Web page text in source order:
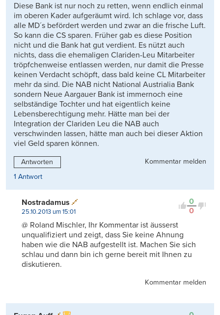
Diese Bank ist nur noch zu retten, wenn endlich einmal
im oberen Kader aufgeräumt wird. Ich schlage vor, dass
alle MD´s befördert werden und zwar an die frische Luft.
So kann die CS sparen. Früher gab es diese Position
nicht und die Bank hat gut verdient. Es nützt auch
nichts, dass die ehemaligen Clariden-Leu Mitarbeiter
tröpfchenweise entlassen werden, nur damit die Presse
keinen Verdacht schöpft, dass bald keine CL Mitarbeiter
mehr da sind. Die NAB nicht National Austrialia Bank
sondern Neue Aargauer Bank ist immernoch eine
selbständige Tochter und hat eigentlich keine
Lebensberechtigung mehr. Hätte man bei der
Integration der Clariden Leu die NAB auch
verschwinden lassen, hätte man auch bei dieser Aktion
viel Geld sparen können.
Antworten
Kommentar melden
1 Antwort
0
0
Nostradamus
25.10.2013 um 15:01
@ Roland Mischler, Ihr Kommentar ist äusserst
unqualifiziert und zeigt, dass Sie keine Ahnung
haben wie die NAB aufgestellt ist. Machen Sie sich
schlau und dann bin ich gerne bereit mit Ihnen zu
diskutieren.
Kommentar melden